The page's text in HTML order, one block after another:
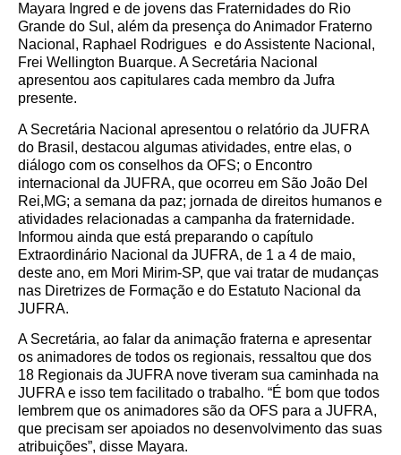
Mayara Ingred e de jovens das Fraternidades do Rio
Grande do Sul, além da presença do Animador Fraterno
Nacional, Raphael Rodrigues e do Assistente Nacional,
Frei Wellington Buarque. A Secretária Nacional
apresentou aos capitulares cada membro da Jufra
presente.
A Secretária Nacional apresentou o relatório da JUFRA
do Brasil, destacou algumas atividades, entre elas, o
diálogo com os conselhos da OFS; o Encontro
internacional da JUFRA, que ocorreu em São João Del
Rei,MG; a semana da paz; jornada de direitos humanos e
atividades relacionadas a campanha da fraternidade.
Informou ainda que está preparando o capítulo
Extraordinário Nacional da JUFRA, de 1 a 4 de maio,
deste ano, em Mori Mirim-SP, que vai tratar de mudanças
nas Diretrizes de Formação e do Estatuto Nacional da
JUFRA.
A Secretária, ao falar da animação fraterna e apresentar
os animadores de todos os regionais, ressaltou que dos
18 Regionais da JUFRA nove tiveram sua caminhada na
JUFRA e isso tem facilitado o trabalho. “É bom que todos
lembrem que os animadores são da OFS para a JUFRA,
que precisam ser apoiados no desenvolvimento das suas
atribuições”, disse Mayara.